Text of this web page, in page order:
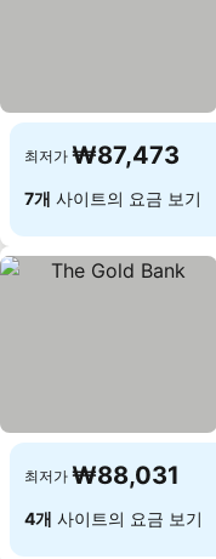
최저가 ₩87,473
7개 사이트의 요금 보기
최저가 ₩88,031
4개 사이트의 요금 보기